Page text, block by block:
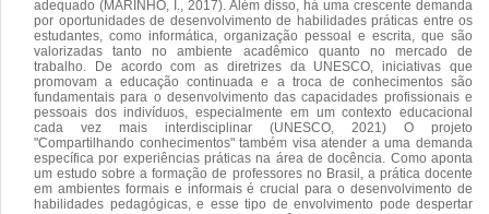
adequado (MARINHO, I., 2017). Além disso, há uma crescente demanda
por oportunidades de desenvolvimento de habilidades práticas entre os
estudantes, como informática, organização pessoal e escrita, que são
valorizadas tanto no ambiente acadêmico quanto no mercado de
trabalho. De acordo com as diretrizes da UNESCO, iniciativas que
promovam a educação continuada e a troca de conhecimentos são
fundamentais para o desenvolvimento das capacidades profissionais e
pessoais dos indivíduos, especialmente em um contexto educacional
cada vez mais interdisciplinar (UNESCO, 2021) O projeto
"Compartilhando conhecimentos" também visa atender a uma demanda
específica por experiências práticas na área de docência. Como aponta
um estudo sobre a formação de professores no Brasil, a prática docente
em ambientes formais e informais é crucial para o desenvolvimento de
habilidades pedagógicas, e esse tipo de envolvimento pode despertar